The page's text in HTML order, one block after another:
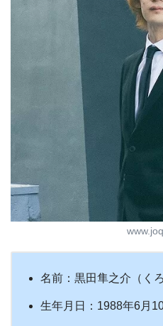
名前：黒田隼之介（く
生年月日：1988年6月